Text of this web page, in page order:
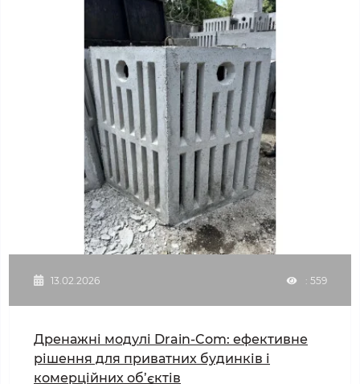
13.02.2026 : 559
Дренажні модулі Drain-Com: ефективне
рішення для приватних будинків і
комерційних об’єктів